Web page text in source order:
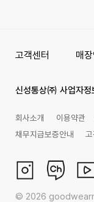
고객센터 매
신성통상㈜ 사업자정
회사소개 이용약관
채무지급보증안내
© 2026